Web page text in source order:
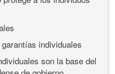
individuales
son la base del